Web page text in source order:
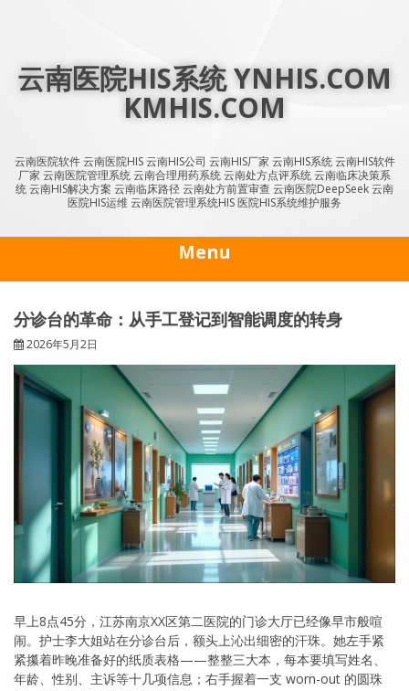
云南医院HIS系统 YNHIS.COM
KMHIS.COM
云南医院软件 云南医院HIS 云南HIS公司 云南HIS厂家 云南HIS系统 云南HIS软件
厂家 云南医院管理系统 云南合理用药系统 云南处方点评系统 云南临床决策系
统 云南HIS解决方案 云南临床路径 云南处方前置审查 云南医院DeepSeek 云南
医院HIS运维 云南医院管理系统HIS 医院HIS系统维护服务
Menu
分诊台的革命：从手工登记到智能调度的转身
2026年5月2日
早上8点45分，江苏南京XX区第二医院的门诊大厅已经像早市般喧
闹。护士李大姐站在分诊台后，额头上沁出细密的汗珠。她左手紧
紧攥着昨晚准备好的纸质表格——整整三大本，每本要填写姓名、
年龄、性别、主诉等十几项信息；右手握着一支 worn-out 的圆珠